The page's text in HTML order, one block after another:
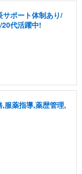
ポート体制あり/
代活躍中!
服薬指導,薬歴管理,